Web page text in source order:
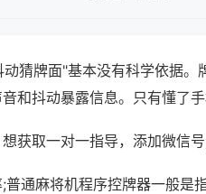
猜牌面"基本没有科学依据。
和抖动暴露信息。只有懂了手
获取一对一指导，添加微信
普通麻将机程序控牌器一般是